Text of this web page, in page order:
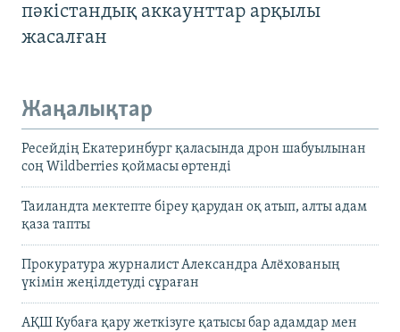
пәкістандық аккаунттар арқылы
жасалған
Жаңалықтар
Ресейдің Екатеринбург қаласында дрон шабуылынан
соң Wildberries қоймасы өртенді
Таиландта мектепте біреу қарудан оқ атып, алты адам
қаза тапты
Прокуратура журналист Александра Алёхованың
үкімін жеңілдетуді сұраған
АҚШ Кубаға қару жеткізуге қатысы бар адамдар мен